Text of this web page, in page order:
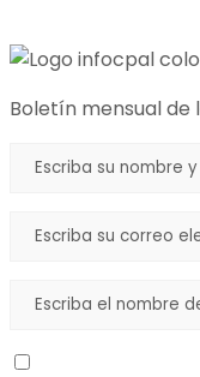
Boletín mensual de